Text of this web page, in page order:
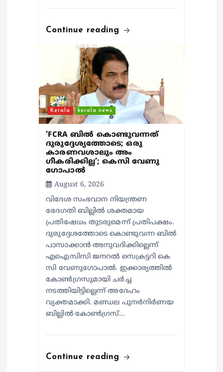
Continue reading
Kerala kerala news
‘FCRA ബിൽ കൊണ്ടുവന്നത്
ദുരുദ്ദേശ്യത്തോടെ; ഒരു
കാരണവശാലും അം​
ഗീകരിക്കില്ല’; കെസി വേണു​
ഗോപാൽ
August 6, 2026
വിദേശ സംഭവാന നിയന്ത്രണ
ഭേദഗതി ബില്ലിൽ ശക്തമായ
പ്രതിഷേധം തുടരുമെന്ന് പ്രതിപക്ഷം.
ദുരുദ്ദേശത്തോടെ കൊണ്ടുവന്ന ബിൽ
പാസാക്കാൻ അനുവദിക്കില്ലെന്ന്
എഐസിസി ജനറൽ സെക്രട്ടറി കെ
സി വേണുഗോപാൽ. ഇക്കാര്യത്തിൽ
കോൺഗ്രസുമായി ചർച്ച
നടത്തിയിട്ടില്ലെന്ന് അദേഹം
വ്യക്തമാക്കി. മണ്ഡല പുനർനിർണയ
ബില്ലിൽ കോൺഗ്രസ്…
Continue reading